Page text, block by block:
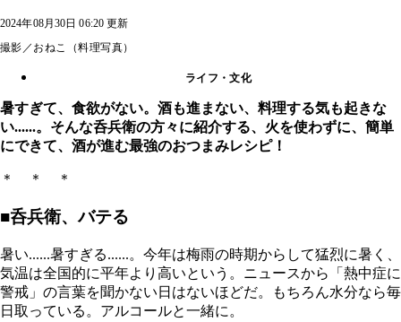
2024年08月30日 06:20 更新
撮影／おねこ（料理写真）
ライフ・文化
暑すぎて、食欲がない。酒も進まない、料理する気も起きな
い......。そんな呑兵衛の方々に紹介する、火を使わずに、簡単
にできて、酒が進む最強のおつまみレシピ！
＊ ＊ ＊
■呑兵衛、バテる
暑い......暑すぎる......。今年は梅雨の時期からして猛烈に暑く、
気温は全国的に平年より高いという。ニュースから「熱中症に
警戒」の言葉を聞かない日はないほどだ。もちろん水分なら毎
日取っている。アルコールと一緒に。